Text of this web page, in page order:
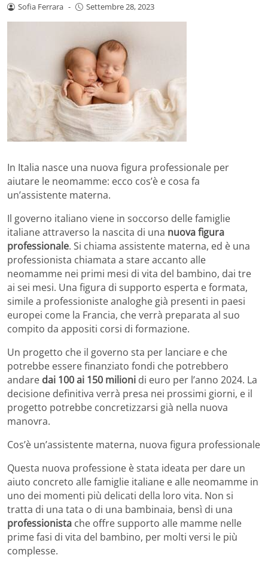
Sofia Ferrara - Settembre 28, 2023
In Italia nasce una nuova figura professionale per
aiutare le neomamme: ecco cos’è e cosa fa
un’assistente materna.
Il governo italiano viene in soccorso delle famiglie
italiane attraverso la nascita di una nuova figura
professionale. Si chiama assistente materna, ed è una
professionista chiamata a stare accanto alle
neomamme nei primi mesi di vita del bambino, dai tre
ai sei mesi. Una figura di supporto esperta e formata,
simile a professioniste analoghe già presenti in paesi
europei come la Francia, che verrà preparata al suo
compito da appositi corsi di formazione.
Un progetto che il governo sta per lanciare e che
potrebbe essere finanziato fondi che potrebbero
andare dai 100 ai 150 milioni di euro per l’anno 2024. La
decisione definitiva verrà presa nei prossimi giorni, e il
progetto potrebbe concretizzarsi già nella nuova
manovra.
Cos’è un’assistente materna, nuova figura professionale
Questa nuova professione è stata ideata per dare un
aiuto concreto alle famiglie italiane e alle neomamme in
uno dei momenti più delicati della loro vita. Non si
tratta di una tata o di una bambinaia, bensì di una
professionista che offre supporto alle mamme nelle
prime fasi di vita del bambino, per molti versi le più
complesse.